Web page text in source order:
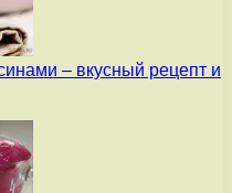
– вкусный рецепт и